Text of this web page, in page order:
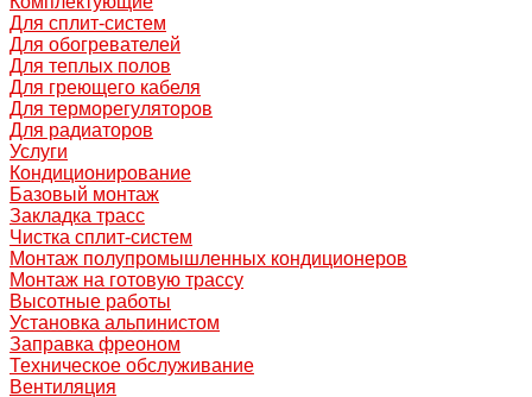
Для сплит-систем
Для обогревателей
Для теплых полов
Для греющего кабеля
Для терморегуляторов
Для радиаторов
Услуги
Кондиционирование
Базовый монтаж
Закладка трасс
Чистка сплит-систем
Монтаж полупромышленных кондиционеров
Монтаж на готовую трассу
Высотные работы
Установка альпинистом
Заправка фреоном
Техническое обслуживание
Вентиляция